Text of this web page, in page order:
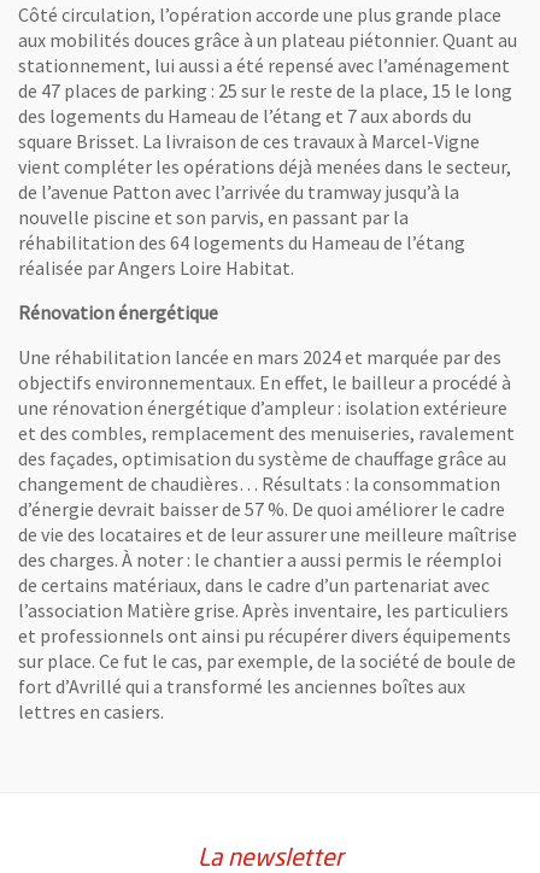
Côté circulation, l’opération accorde une plus grande place
aux mobilités douces grâce à un plateau piétonnier. Quant au
stationnement, lui aussi a été repensé avec l’aménagement
de 47 places de parking : 25 sur le reste de la place, 15 le long
des logements du Hameau de l’étang et 7 aux abords du
square Brisset. La livraison de ces travaux à Marcel-Vigne
vient compléter les opérations déjà menées dans le secteur,
de l’avenue Patton avec l’arrivée du tramway jusqu’à la
nouvelle piscine et son parvis, en passant par la
réhabilitation des 64 logements du Hameau de l’étang
réalisée par Angers Loire Habitat.
Rénovation énergétique
Une réhabilitation lancée en mars 2024 et marquée par des
objectifs environnementaux. En effet, le bailleur a procédé à
une rénovation énergétique d’ampleur : isolation extérieure
et des combles, remplacement des menuiseries, ravalement
des façades, optimisation du système de chauffage grâce au
changement de chaudières… Résultats : la consommation
d’énergie devrait baisser de 57 %. De quoi améliorer le cadre
de vie des locataires et de leur assurer une meilleure maîtrise
des charges. À noter : le chantier a aussi permis le réemploi
de certains matériaux, dans le cadre d’un partenariat avec
l’association Matière grise. Après inventaire, les particuliers
et professionnels ont ainsi pu récupérer divers équipements
sur place. Ce fut le cas, par exemple, de la société de boule de
fort d’Avrillé qui a transformé les anciennes boîtes aux
lettres en casiers.
La newsletter